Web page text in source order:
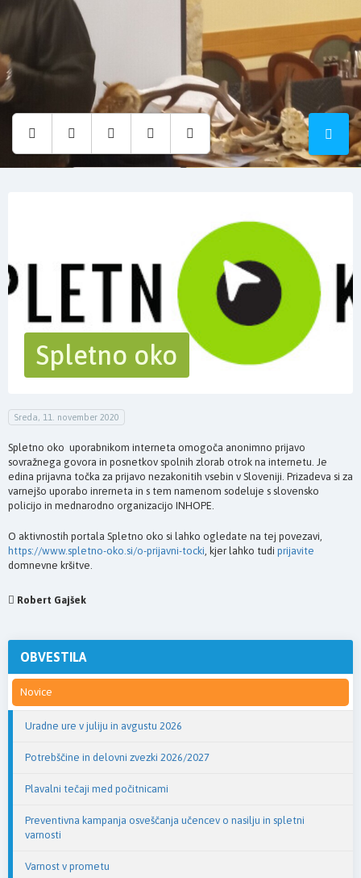
Osnovna
šola
Spletno oko
Sreda, 11. november 2020
Spletno oko uporabnikom interneta omogoča anonimno prijavo
sovražnega govora in posnetkov spolnih zlorab otrok na internetu. Je
edina prijavna točka za prijavo nezakonitih vsebin v Sloveniji. Prizadeva si za
varnejšo uporabo inrerneta in s tem namenom sodeluje s slovensko
policijo in mednarodno organizacijo INHOPE.
O aktivnostih portala Spletno oko si lahko ogledate na tej povezavi,
https://www.spletno-oko.si/o-prijavni-tocki, kjer lahko tudi prijavite
domnevne kršitve.
Robert Gajšek
OBVESTILA
Novice
Uradne ure v juliju in avgustu 2026
Potrebščine in delovni zvezki 2026/2027
Plavalni tečaji med počitnicami
Preventivna kampanja osveščanja učencev o nasilju in spletni
varnosti
Varnost v prometu